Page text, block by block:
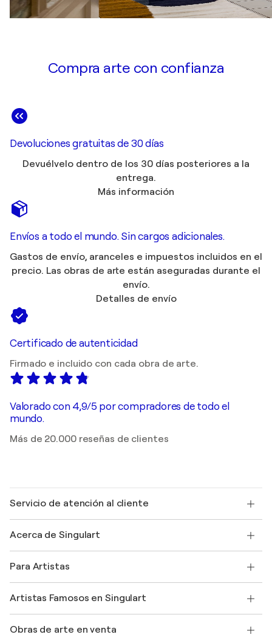
Compra arte con confianza
Devoluciones gratuitas de 30 días
Devuélvelo dentro de los 30 días posteriores a la
entrega.
Más información
Envíos a todo el mundo. Sin cargos adicionales.
Gastos de envío, aranceles e impuestos incluidos en el
precio. Las obras de arte están aseguradas durante el
envío.
Detalles de envío
Certificado de autenticidad
Firmado e incluido con cada obra de arte.
Valorado con 4,9/5 por compradores de todo el
mundo.
Más de 20.000 reseñas de clientes
Servicio de atención al cliente
Envío
Ofrecer una tarjeta regalo
Unirse a nuestro programa comercial
Mi cuenta
Protección al comprador
+34 911 23 97 81
Acerca de Singulart
faq
Revista Singulart
Empleos
Descubre arte original seleccionado
Para Artistas
Inicie sesión como Artista
Artistas Famosos en Singulart
Marc Chagall
Obras de arte en venta